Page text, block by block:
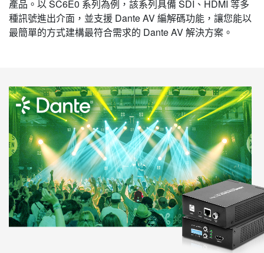
產品。以 SC6E0 系列為例，該系列具備 SDI、HDMI 等多
種訊號進出介面，並支援 Dante AV 編解碼功能，讓您能以
最簡單的方式建構最符合需求的 Dante AV 解決方案。